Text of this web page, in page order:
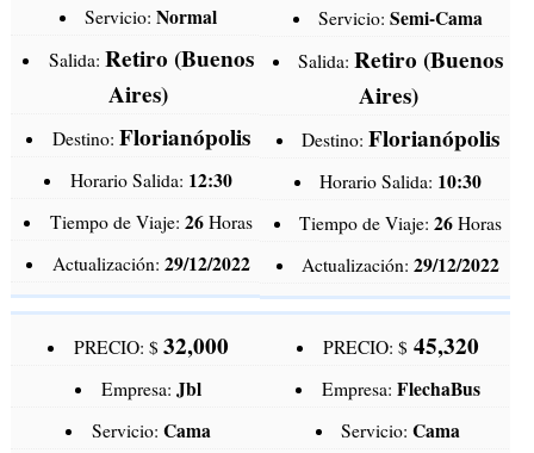
Servicio:Normal
Salida: Retiro (Buenos
Aires)
Destino: Florianópolis
Horario Salida: 12:30
Tiempo de Viaje: 26Horas
Actualización: 29/12/2022
Servicio:Semi-Cama
Salida:Retiro (Buenos
Aires)
Destino:Florianópolis
Horario Salida: 10:30
Tiempo de Viaje:26 Horas
Actualización:29/12/2022
PRECIO: $ 32,000
Empresa: Jbl
Servicio: Cama
PRECIO: $ 45,320
Empresa: FlechaBus
Servicio:Cama